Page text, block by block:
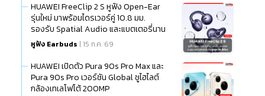
HUAWEI FreeClip 2 S หูฟัง Open-Ear
รุ่นใหม่ มาพร้อมไดรเวอร์คู่ 10.8 มม.
รองรับ Spatial Audio และแบตเตอรี่นาน
สูงสุด 38 ชั่วโมง
หูฟัง Earbuds | 15 ก.ค. 69
HUAWEI เปิดตัว Pura 90s Pro Max และ
Pura 90s Pro เวอร์ชัน Global ชูไฮไลต์
กล้องเทเลโฟโต้ 200MP